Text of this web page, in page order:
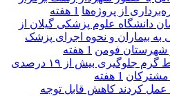
از پروژه‌ها 1 هفته
دانشگاه علوم پزشکی گیلان از
به بیماران و نحوه اجرای پزشک
شهرستان فومن 1 هفته
با استفاده از تعمیرات خط گرم جلوگیری بیش از ۱۹ درصدی
مشتركان 1 هفته
عمل کردند كاهش قابل توجه